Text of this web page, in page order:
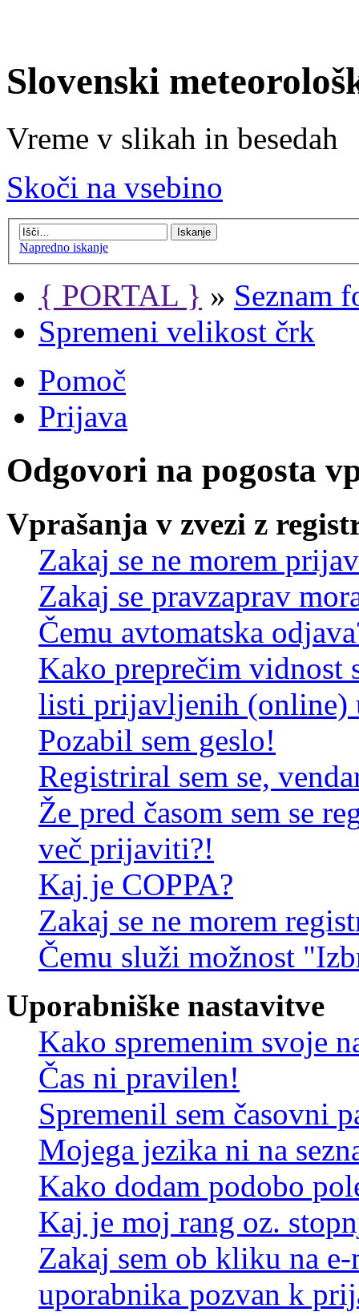
Slovenski
Vreme v slikah in besedah
Skoči na vsebino
Napredno iskanje
{ PORTAL } » Seznam
Spremeni velikost črk
Pomoč
Prijava
Odgovori na pogosta
Vprašanja v zvezi z
Zakaj se ne morem
Zakaj se pravzaprav
Čemu avtomatska
Kako preprečim vidnost
listi prijavljenih (online)
Pozabil sem geslo!
Registriral sem se,
Že pred časom sem se
več prijaviti?!
Kaj je COPPA?
Zakaj se ne morem
Čemu služi možnost
Uporabniške nastavitve
Kako spremenim svoje
Čas ni pravilen!
Spremenil sem časovni
Mojega jezika ni na
Kako dodam podobo
Kaj je moj rang oz.
Zakaj sem ob kliku na
uporabnika pozvan k